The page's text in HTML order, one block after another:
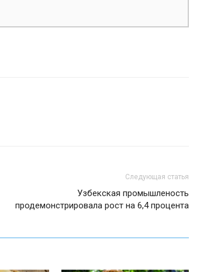
Следующая статья
Узбекская промышленость
продемонстрировала рост на 6,4 процента